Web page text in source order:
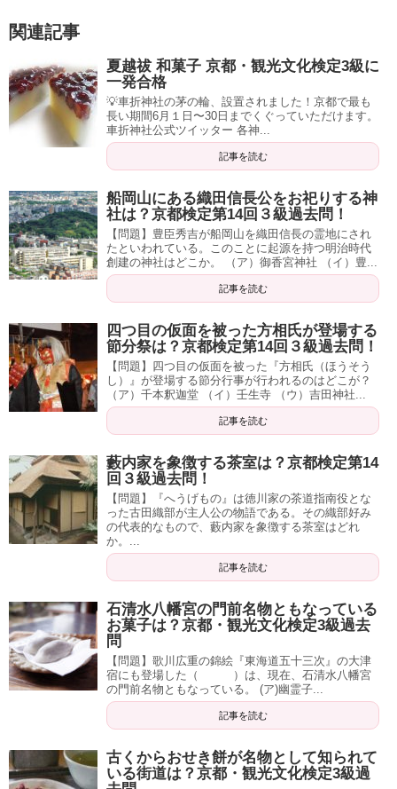
関連記事
夏越祓 和菓子 京都・観光文化検定3級に
一発合格
💡車折神社の茅の輪、設置されました！京都で最も
長い期間6月１日〜30日までくぐっていただけます。
車折神社公式ツイッター 各神...
記事を読む
船岡山にある織田信長公をお祀りする神
社は？京都検定第14回３級過去問！
【問題】豊臣秀吉が船岡山を織田信長の霊地にされ
たといわれている。このことに起源を持つ明治時代
創建の神社はどこか。 （ア）御香宮神社 （イ）豊...
記事を読む
四つ目の仮面を被った方相氏が登場する
節分祭は？京都検定第14回３級過去問！
【問題】四つ目の仮面を被った『方相氏（ほうそう
し）』が登場する節分行事が行われるのはどこが？
（ア）千本釈迦堂 （イ）壬生寺 （ウ）吉田神社...
記事を読む
藪内家を象徴する茶室は？京都検定第14
回３級過去問！
【問題】『へうげもの』は徳川家の茶道指南役とな
った古田織部が主人公の物語である。その織部好み
の代表的なもので、藪内家を象徴する茶室はどれ
か。...
記事を読む
石清水八幡宮の門前名物ともなっている
お菓子は？京都・観光文化検定3級過去
問
【問題】歌川広重の錦絵『東海道五十三次』の大津
宿にも登場した（ ）は、現在、石清水八幡宮
の門前名物ともなっている。 (ア)幽霊子...
記事を読む
古くからおせき餅が名物として知られて
いる街道は？京都・観光文化検定3級過